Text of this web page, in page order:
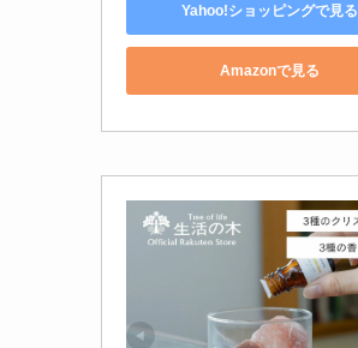
Yahoo!ショッピングで見る
Amazonで見る